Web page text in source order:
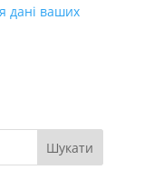
дані ваших